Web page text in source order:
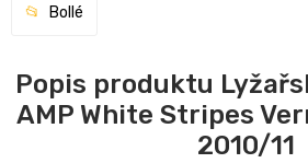
Bollé
Popis produktu
AMP White Stripes
2010/11